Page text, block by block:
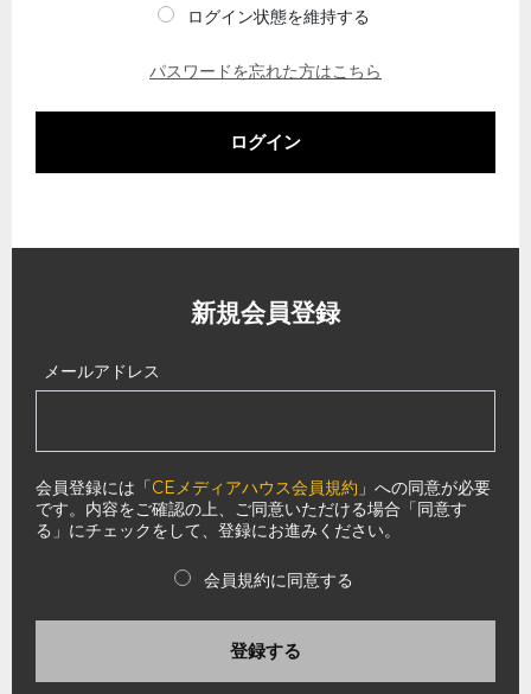
ログイン状態を維持する
パスワードを忘れた方はこちら
ログイン
新規会員登録
メールアドレス
会員登録には「CEメディアハウス会員規約 」への同意が必要
です。内容をご確認の上、ご同意いただける場合「同意す
る」にチェックをして、登録にお進みください。
会員規約に同意する
登録する